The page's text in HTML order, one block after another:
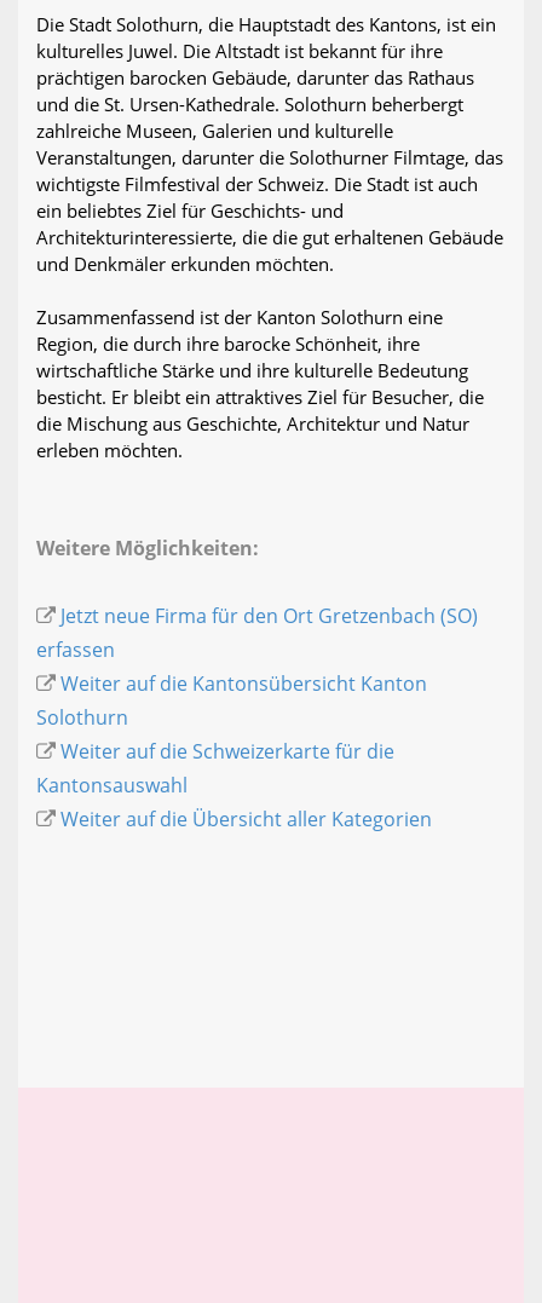
Die Stadt Solothurn, die Hauptstadt des Kantons, ist ein
kulturelles Juwel. Die Altstadt ist bekannt für ihre
prächtigen barocken Gebäude, darunter das Rathaus
und die St. Ursen-Kathedrale. Solothurn beherbergt
zahlreiche Museen, Galerien und kulturelle
Veranstaltungen, darunter die Solothurner Filmtage, das
wichtigste Filmfestival der Schweiz. Die Stadt ist auch
ein beliebtes Ziel für Geschichts- und
Architekturinteressierte, die die gut erhaltenen Gebäude
und Denkmäler erkunden möchten.
Zusammenfassend ist der Kanton Solothurn eine
Region, die durch ihre barocke Schönheit, ihre
wirtschaftliche Stärke und ihre kulturelle Bedeutung
besticht. Er bleibt ein attraktives Ziel für Besucher, die
die Mischung aus Geschichte, Architektur und Natur
erleben möchten.
Weitere Möglichkeiten:
Jetzt neue Firma für den Ort Gretzenbach (SO)
erfassen
Weiter auf die Kantonsübersicht Kanton
Solothurn
Weiter auf die Schweizerkarte für die
Kantonsauswahl
Weiter auf die Übersicht aller Kategorien